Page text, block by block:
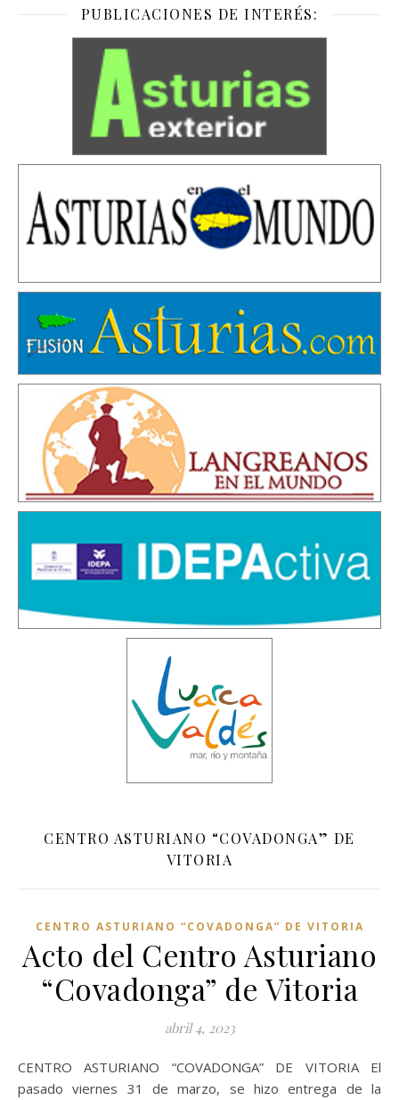
PUBLICACIONES DE INTERÉS:
CENTRO ASTURIANO “COVADONGA” DE
VITORIA
CENTRO ASTURIANO “COVADONGA” DE VITORIA
Acto del Centro Asturiano
“Covadonga” de Vitoria
abril 4, 2023
CENTRO ASTURIANO “COVADONGA” DE VITORIA El
pasado viernes 31 de marzo, se hizo entrega de la